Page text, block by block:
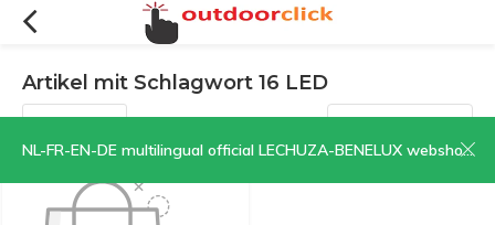
NL-FR-EN-DE multilingual official LECHUZA-BENELUX webshop | CLICK HERE NOW!
Artikel mit Schlagwort 16 LED
Filter Sortieren nach: